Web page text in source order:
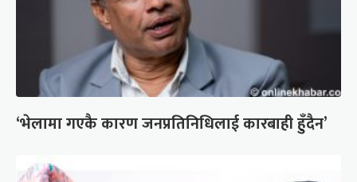
‘भेलामा गएकै कारण जनप्रतिनिधिलाई कारबाही हुँदैन’